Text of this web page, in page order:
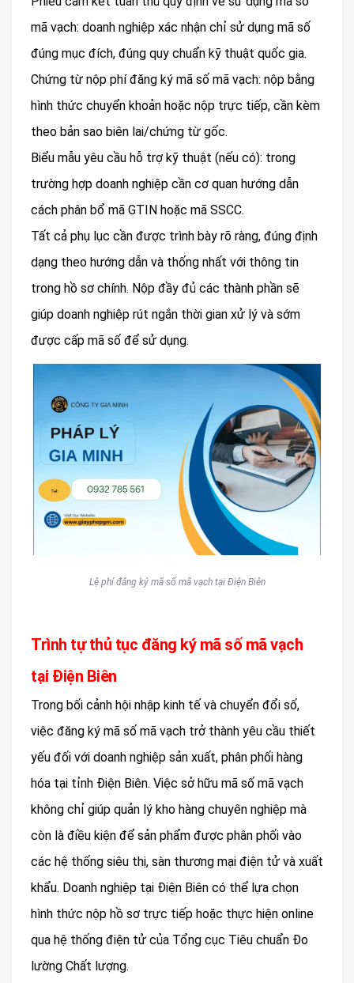
mã vạch: doanh nghiệp xác nhận chỉ sử dụng mã số
đúng mục đích, đúng quy chuẩn kỹ thuật quốc gia.
Chứng từ nộp phí đăng ký mã số mã vạch: nộp bằng
hình thức chuyển khoản hoặc nộp trực tiếp, cần kèm
theo bản sao biên lai/chứng từ gốc.
Biểu mẫu yêu cầu hỗ trợ kỹ thuật (nếu có): trong
trường hợp doanh nghiệp cần cơ quan hướng dẫn
cách phân bổ mã GTIN hoặc mã SSCC.
Tất cả phụ lục cần được trình bày rõ ràng, đúng định
dạng theo hướng dẫn và thống nhất với thông tin
trong hồ sơ chính. Nộp đầy đủ các thành phần sẽ
giúp doanh nghiệp rút ngắn thời gian xử lý và sớm
được cấp mã số để sử dụng.
Lệ phí đăng ký mã số mã vạch tại Điện Biên
Trình tự thủ tục đăng ký mã số mã vạch
tại Điện Biên
Trong bối cảnh hội nhập kinh tế và chuyển đổi số,
việc đăng ký mã số mã vạch trở thành yêu cầu thiết
yếu đối với doanh nghiệp sản xuất, phân phối hàng
hóa tại tỉnh Điện Biên. Việc sở hữu mã số mã vạch
không chỉ giúp quản lý kho hàng chuyên nghiệp mà
còn là điều kiện để sản phẩm được phân phối vào
các hệ thống siêu thị, sàn thương mại điện tử và xuất
khẩu. Doanh nghiệp tại Điện Biên có thể lựa chọn
hình thức nộp hồ sơ trực tiếp hoặc thực hiện online
qua hệ thống điện tử của Tổng cục Tiêu chuẩn Đo
lường Chất lượng.